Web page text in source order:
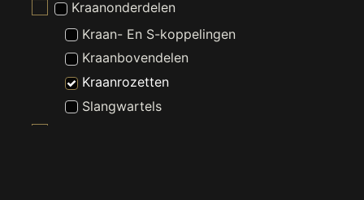
Kraanonderdelen
Kraan- En S-koppelingen
Kraanbovendelen
Kraanrozetten
Slangwartels